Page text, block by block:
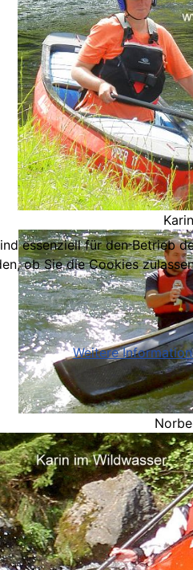
Karin
essenziell für den Betrieb
ob Sie die Cookies
Weitere